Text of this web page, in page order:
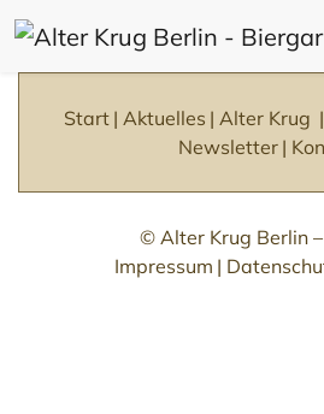
Start Aktuelles Alter Krug
Newsletter
© Alter Krug Berlin
Impressum